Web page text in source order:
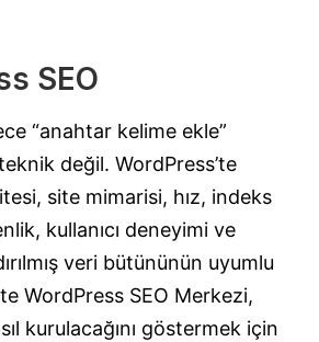
SEO
“anahtar kelime ekle”
değil. WordPress’te
site mimarisi, hız, indeks
kullanıcı deneyimi ve
veri bütününün uyumlu
WordPress SEO Merkezi,
kurulacağını göstermek için